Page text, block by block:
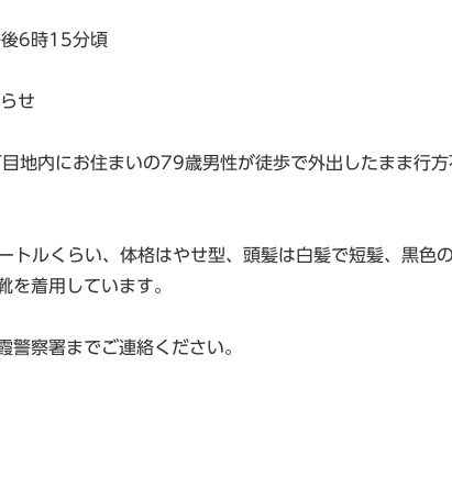
6時15分頃
せ
地内にお住まいの79歳男性が徒歩で外出したまま行
トルくらい、体格はやせ型、頭髪は白髪で短髪、黒色
を着用しています。
警察署までご連絡ください。